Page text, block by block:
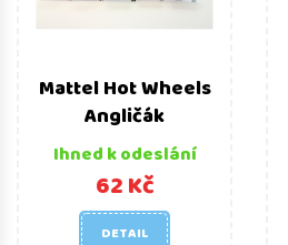
Mattel Hot Wheels
Angličák
Ihned k odeslání
62 Kč
DETAIL